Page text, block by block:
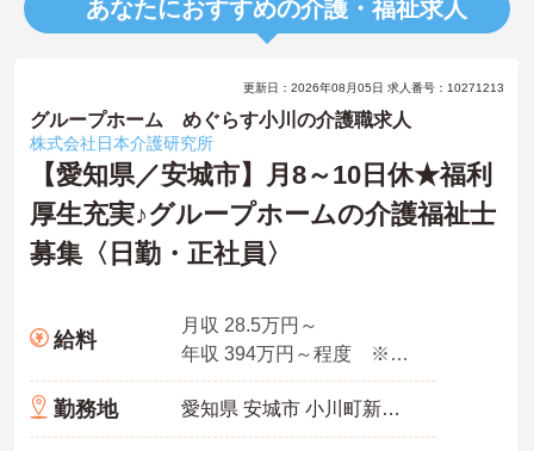
あなたにおすすめの介護・福祉求人
更新日：2026年08月05日 求人番号：10271213
グループホーム めぐらす小川の介護職求人
株式会社日本介護研究所
【愛知県／安城市】月8～10日休★福利
厚生充実♪グループホームの介護福祉士
募集〈日勤・正社員〉
給料
月収 28.5万円～
年収 394万円～程度 ※想定年収
勤務地 愛知県 安城市 小川町新田山21-11